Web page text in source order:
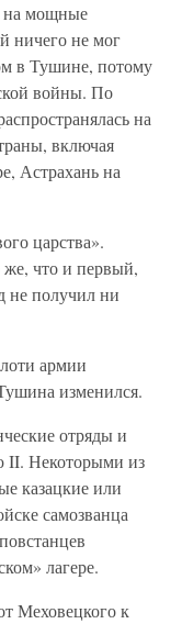
на мощные
ничего не мог
в Тушине, потому
войны. По
на
включая
Астрахань на
царства».
же, что и первый,
не получил ни
армии
изменился.
отряды и
Некоторыми из
казацкие или
самозванца
лагере.
Меховецкого к